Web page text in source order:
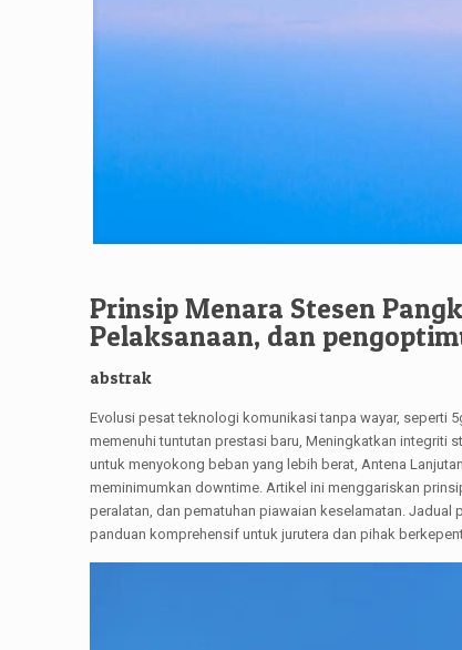
Prinsip Menara Stesen
Pelaksanaan, dan
abstrak
Evolusi pesat teknologi komunikasi tanpa wayar, seperti
memenuhi tuntutan prestasi baru, Meningkatkan integriti
untuk menyokong beban yang lebih berat, Antena
meminimumkan downtime. Artikel ini menggariskan
peralatan, dan pematuhan piawaian keselamatan.
panduan komprehensif untuk jurutera dan pihak